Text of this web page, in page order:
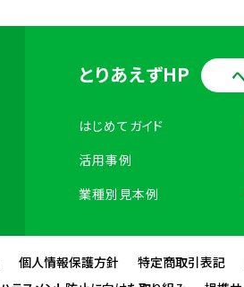
とりあえずHP
はじめてガイド
活用事例
業種別見本例
個人情報保護方針 特定商取引表記